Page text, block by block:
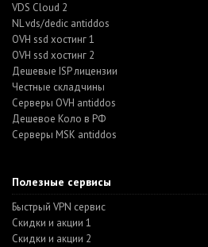
VDS Cloud 2
NL vds/dedic antiddos
OVH ssd хостинг 1
OVH ssd хостинг 2
Дешевые ISP лицензии
Честные складчины
Серверы OVH antiddos
Дешевое Коло в РФ
Серверы MSK antiddos
Полезные сервисы
Быстрый VPN сервис
Скидки и акции 1
Скидки и акции 2